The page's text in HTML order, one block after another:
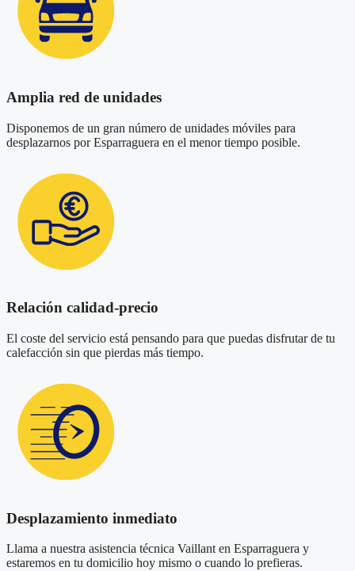
Amplia red de unidades
Disponemos de un gran número de unidades móviles para
desplazarnos por Esparraguera en el menor tiempo posible.
Relación calidad-precio
El coste del servicio está pensando para que puedas disfrutar de tu
calefacción sin que pierdas más tiempo.
Desplazamiento inmediato
Llama a nuestra asistencia técnica Vaillant en Esparraguera y
estaremos en tu domicilio hoy mismo o cuando lo prefieras.